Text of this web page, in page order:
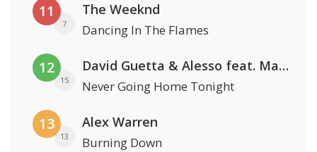
11
7
The Weeknd
Dancing In The Flames
12
15
David Guetta & Alesso feat. Madison Love
Never Going Home Tonight
13
13
Alex Warren
Burning Down